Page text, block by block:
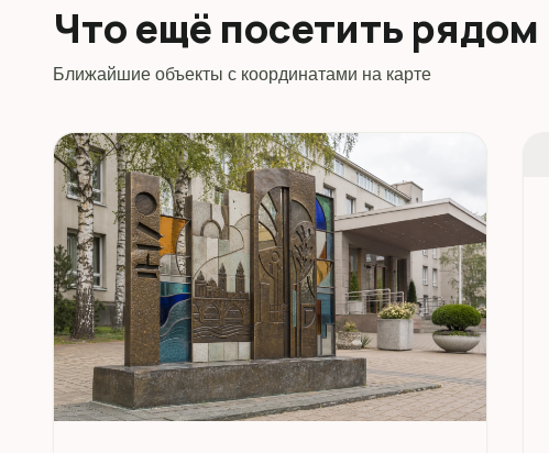
Что ещё посетить рядом
Ближайшие объекты с координатами на карте